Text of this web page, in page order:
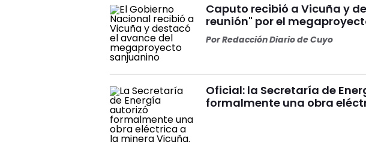
Caputo recibió a Vicuña y
reunión" por el
PorRedacción Diario de Cuyo
Oficial: la Secretaría de
formalmente una obra